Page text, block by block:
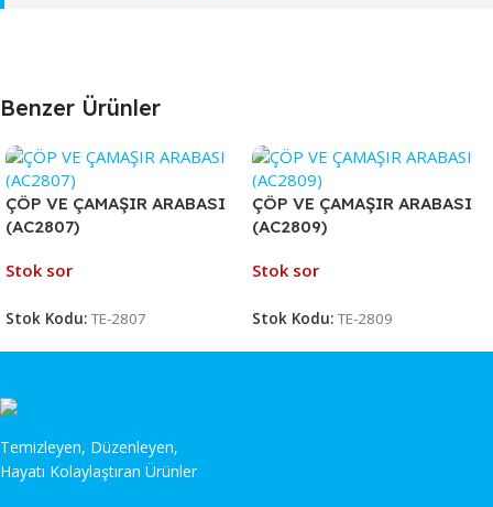
Benzer Ürünler
ÇÖP VE ÇAMAŞIR ARABASI
(AC2807)
Stok sor
Stok Kodu: TE-2807
ÇÖP VE ÇAMAŞIR ARABASI
(AC2809)
Stok sor
Stok Kodu: TE-2809
Temizleyen, Düzenleyen,
Hayatı Kolaylaştıran Ürünler